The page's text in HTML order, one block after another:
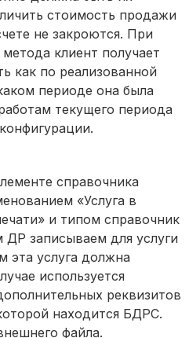
стоимость продажи
не закроются. При
клиент получает
как по реализованной
периоде она была
текущего периода
справочника
«Услуга в
и типом справочник
записываем для услуги
эта услуга должна
используется
реквизитов
находится БДРС.
файла.